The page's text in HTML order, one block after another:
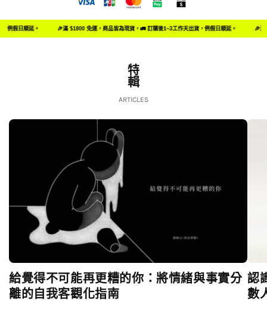
🎉滿 $1800 免運，商品皆為現貨，🚛 訂購後1~3工作天出貨，例假日順延。 🎉滿 $1800 免運，
特
輯
ARTICLES
給覺得不可能再更糟的你：將情緒與事實分
離的自我客觀化指南
認
數